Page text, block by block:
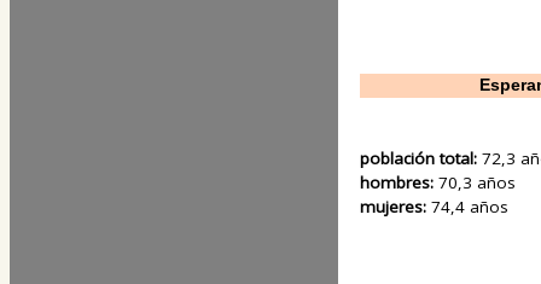
población total: 72,3
hombres: 70,3 años
mujeres: 74,4 años